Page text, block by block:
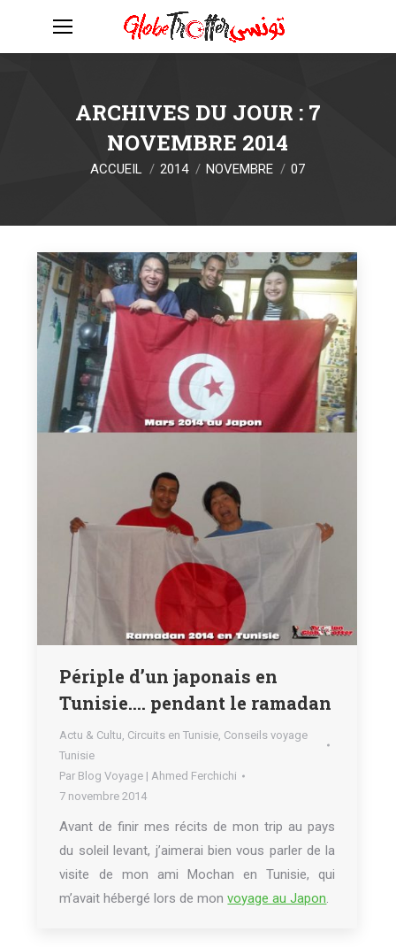
ARCHIVES DU JOUR : 7
NOVEMBRE 2014
Vous êtes ici :
ACCUEIL 2014 NOVEMBRE 07
Périple d’un japonais en
Tunisie…. pendant le ramadan
Actu & Cultu, Circuits en Tunisie, Conseils voyage
Tunisie
Par Blog Voyage | Ahmed Ferchichi
7 novembre 2014
Avant de finir mes récits de mon trip au pays
du soleil levant, j’aimerai bien vous parler de la
visite de mon ami Mochan en Tunisie, qui
m’avait hébergé lors de monvoyage au Japon.